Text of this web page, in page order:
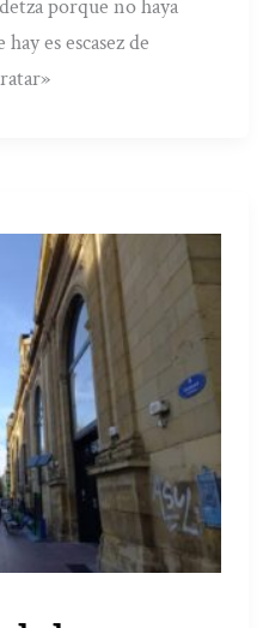
porque no haya
es escasez de